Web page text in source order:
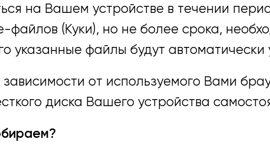
на Вашем устройстве в течении
файлов (Куки), но не более срока,
указанные файлы будут
от используемого Вами
диска Вашего устройства